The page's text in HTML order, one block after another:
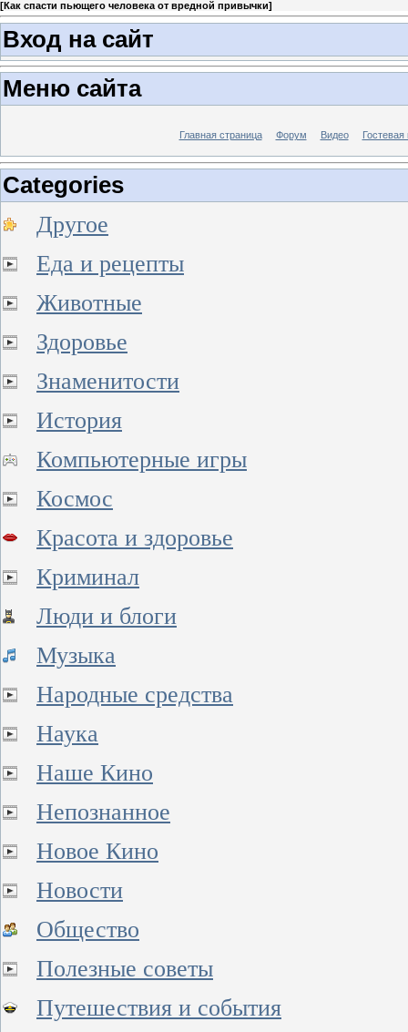
[Как спасти пьющего человека от вредной привычки]
Вход на сайт
Меню сайта
Главная страница Форум Видео Гостевая
Categories
Другое
Еда и рецепты
Животные
Здоровье
Знаменитости
История
Компьютерные игры
Космос
Красота и здоровье
Криминал
Люди и блоги
Музыка
Народные средства
Наука
Наше Кино
Непознанное
Новое Кино
Новости
Общество
Полезные советы
Путешествия и события